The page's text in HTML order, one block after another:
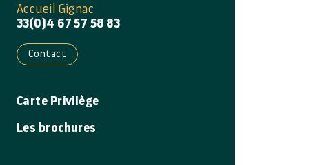
Accueil Gignac
33(0)4 67 57 58 83
Contact
Carte Privilège
Les brochures